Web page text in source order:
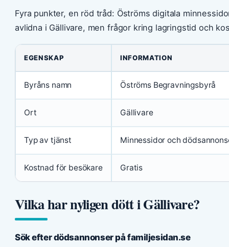
Fyra punkter, en röd tråd: Öströms digitala
avlidna i Gällivare, men frågor kring lagringstid och
EGENSKAP INFORMATION
Byråns namn Öströms Begravningsbyrå
Ort Gällivare
Typ av tjänst Minnessidor och
Kostnad för besökare Gratis
Vilka har nyligen dött i Gällivare?
Sök efter dödsannonser på familjesidan.se